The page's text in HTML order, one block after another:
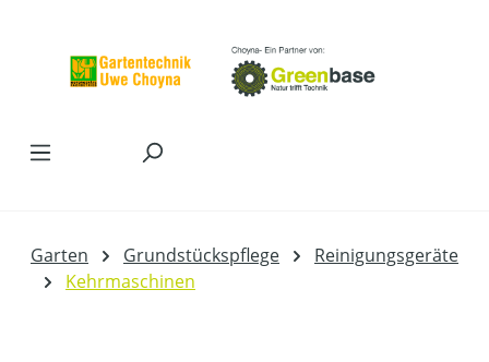
Garten Grundstückspflege
Reinigungsgeräte
Kehrmaschinen